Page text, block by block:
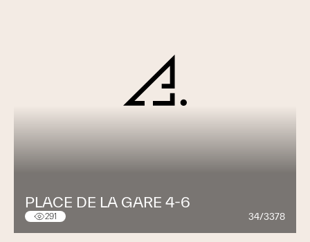
PLACE DE LA GARE 4-6
291 34/3378